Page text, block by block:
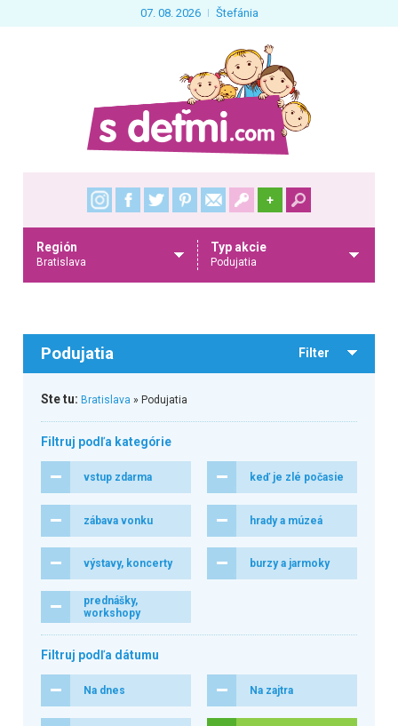
07. 08. 2026 Štefánia
+
Región
Bratislava
Typ akcie
Podujatia
Podujatia Filter
Ste tu: Bratislava » Podujatia
Filtruj podľa kategórie
vstup zdarma keď je zlé počasie
zábava vonku hrady a múzeá
výstavy, koncerty burzy a jarmoky
prednášky,
workshopy
Filtruj podľa dátumu
Na dnes Na zajtra